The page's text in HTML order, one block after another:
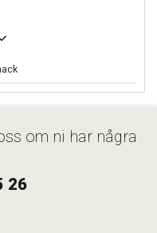
om ni har några
26